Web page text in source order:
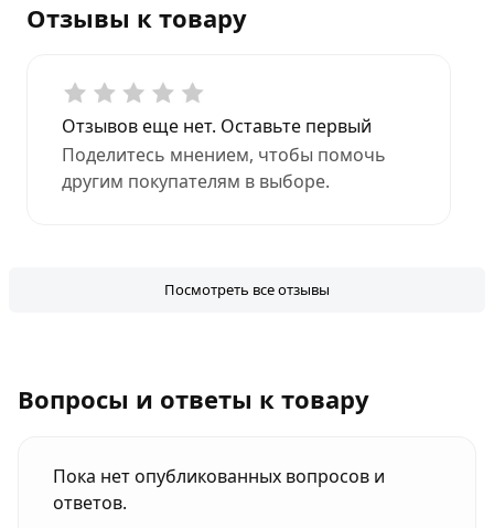
Отзывы к товару
Отзывов еще нет. Оставьте первый
Поделитесь мнением, чтобы помочь
другим покупателям в выборе.
Посмотреть все отзывы
Вопросы и ответы к товару
Пока нет опубликованных вопросов и
ответов.